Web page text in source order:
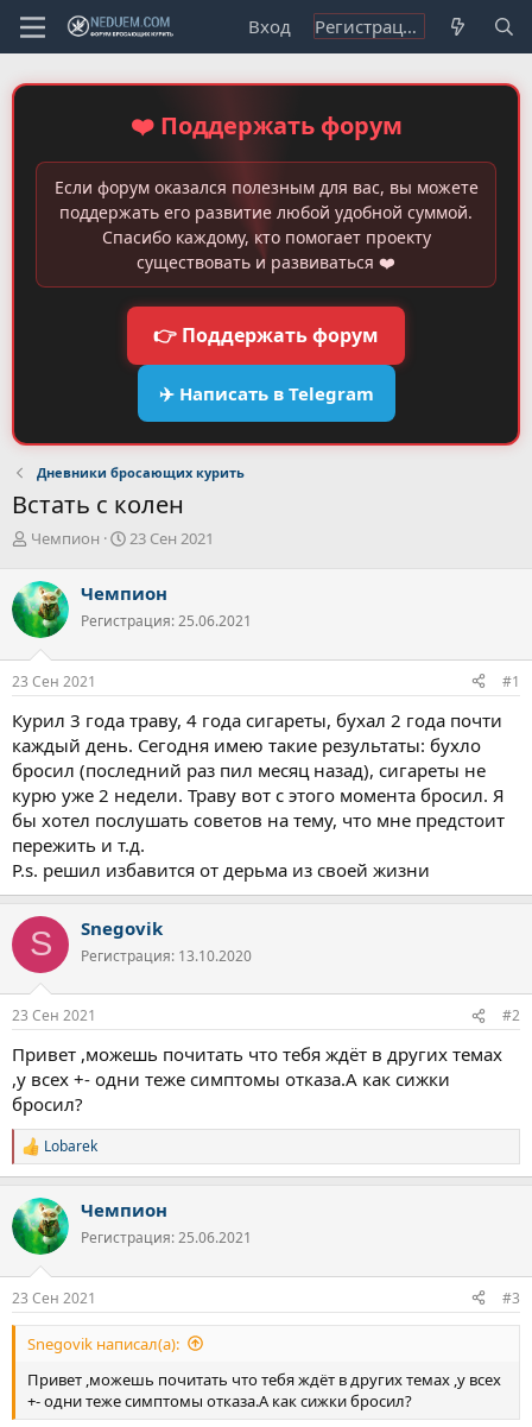
Вход Регистрация
❤️ Поддержать форум
Если форум оказался полезным для вас, вы можете
поддержать его развитие любой удобной суммой.
Спасибо каждому, кто помогает проекту
существовать и развиваться ❤️
👉 Поддержать форум
✈️ Написать в Telegram
Дневники бросающих курить
Встать с колен
А
т
о
р
т
е
м
Чемпион
Д
а
н
ч
а
23 Сен 2021
Чемпион
Регистрация: 25.06.2021
23 Сен 2021 #1
Курил 3 года траву, 4 года сигареты, бухал 2 года почти
каждый день. Сегодня имею такие результаты: бухло
бросил (последний раз пил месяц назад), сигареты не
курю уже 2 недели. Траву вот с этого момента бросил. Я
бы хотел послушать советов на тему, что мне предстоит
пережить и т.д.
P.s. решил избавится от дерьма из своей жизни
S Snegovik
Регистрация: 13.10.2020
23 Сен 2021 #2
Привет ,можешь почитать что тебя ждёт в других темах
,у всех +- одни теже симптомы отказа.А как сижки
бросил?
Р
е
к
ц
и
Lobarek
Чемпион
Регистрация: 25.06.2021
23 Сен 2021 #3
Snegovik написал(а):
Привет ,можешь почитать что тебя ждёт в других темах ,у всех
+- одни теже симптомы отказа.А как сижки бросил?